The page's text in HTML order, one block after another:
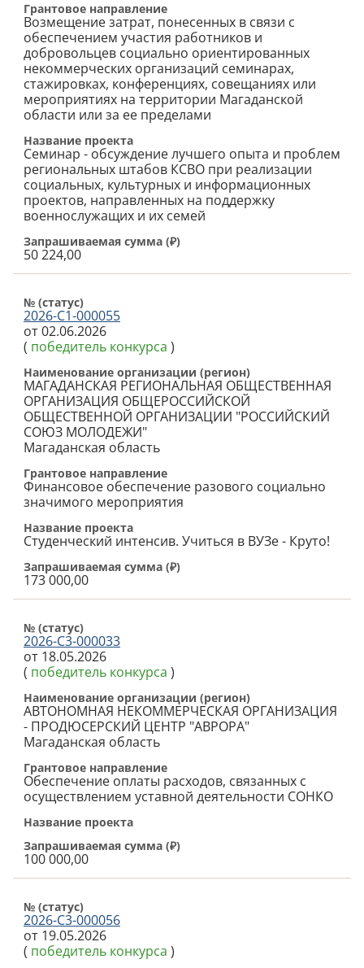
Грантовое направление
Возмещение затрат, понесенных в связи с
обеспечением участия работников и
добровольцев социально ориентированных
некоммерческих организаций семинарах,
стажировках, конференциях, совещаниях или
мероприятиях на территории Магаданской
области или за ее пределами
Название проекта
Семинар - обсуждение лучшего опыта и проблем
региональных штабов КСВО при реализации
социальных, культурных и информационных
проектов, направленных на поддержку
военнослужащих и их семей
Запрашиваемая сумма (₽)
50 224,00
№ (cтатус)
2026-С1-000055
от 02.06.2026
( победитель конкурса )
Наименование организации (регион)
МАГАДАНСКАЯ РЕГИОНАЛЬНАЯ ОБЩЕСТВЕННАЯ
ОРГАНИЗАЦИЯ ОБЩЕРОССИЙСКОЙ
ОБЩЕСТВЕННОЙ ОРГАНИЗАЦИИ "РОССИЙСКИЙ
СОЮЗ МОЛОДЕЖИ"
Магаданская область
Грантовое направление
Финансовое обеспечение разового социально
значимого мероприятия
Название проекта
Студенческий интенсив. Учиться в ВУЗе - Круто!
Запрашиваемая сумма (₽)
173 000,00
№ (cтатус)
2026-С3-000033
от 18.05.2026
( победитель конкурса )
Наименование организации (регион)
АВТОНОМНАЯ НЕКОММЕРЧЕСКАЯ ОРГАНИЗАЦИЯ
- ПРОДЮСЕРСКИЙ ЦЕНТР "АВРОРА"
Магаданская область
Грантовое направление
Обеспечение оплаты расходов, связанных с
осуществлением уставной деятельности СОНКО
Название проекта
Запрашиваемая сумма (₽)
100 000,00
№ (cтатус)
2026-С3-000056
от 19.05.2026
( победитель конкурса )